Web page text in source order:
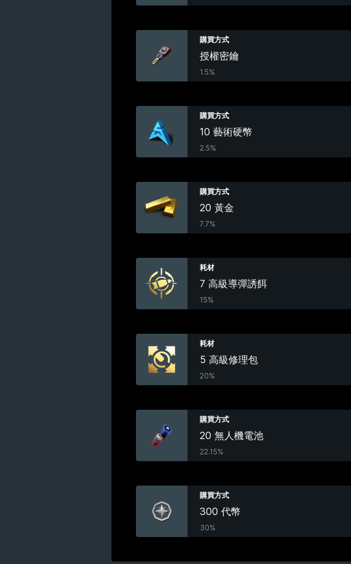
購買方式
授權密鑰
1.5%
購買方式
10 藝術硬幣
2.5%
購買方式
20 黃金
7.7%
耗材
7 高級導彈誘餌
15%
耗材
5 高級修理包
20%
購買方式
20 無人機電池
22.15%
購買方式
300 代幣
30%